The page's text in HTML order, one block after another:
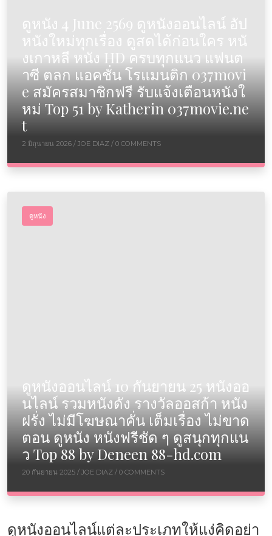
ดูหนัง 4 June 2569 ดูหนังออนไลน์ อัป
หนังใหม่ทุกเรื่อง ดูสดได้ก่อนใคร หนั
งเกาหลี หนัง HD ครบทุกแนว แฟนต
าซี ตลก แอคชั่น โรแมนติก 037movi
e สมัครสมาชิกฟรี รับแจ้งเตือนหนังใ
หม่ Top 51 by Katherin 037movie.ne
t
2 มิถุนายน 2026 / JOE DIAZ / 0 COMMENTS
ดูหนัง
ดูหนังออนไลน์ 10 กันยายน 25 หนังออ
นไลน์ รวมหนังดัง รางวัลออสก้า หนัง
ฝรั่ง ไม่มีโฆษณาคั่น เต็มเรื่อง ไม่ขาด
ตอน ดูหนัง หนังฟรีชัด ๆ ดูสนุกทุกแน
ว Top 88 by Deneen 88-hd.com
20 กันยายน 2025 / JOE DIAZ / 0 COMMENTS
ดูหนังออนไลน์แต่ละประเภทให้แง่คิดอย่า